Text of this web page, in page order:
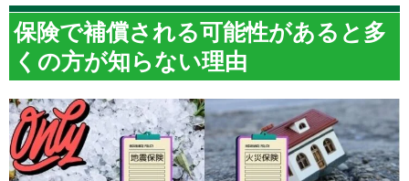
保険で補償される可能性があると多
くの方が知らない理由